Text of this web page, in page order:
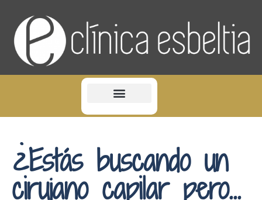
¿Estás buscando un
cirujano capilar pero...